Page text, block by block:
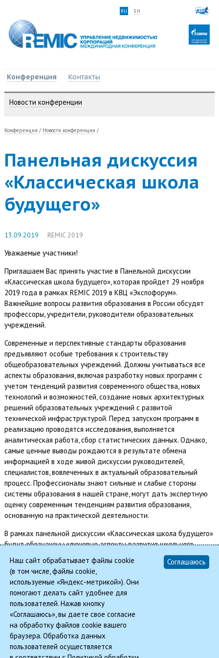
RU EN
Конференция Контакты
Новости конференции
Конференция / Новости конференции /
Панельная дискуссия
«Классическая школа
будущего»
13.09.2019 REMIC 2019
Уважаемые участники!
Приглашаем Вас принять участие в Панельной дискуссии
«Классическая школа будущего», которая пройдет 29 ноября
2019 года в рамках REMIC 2019 в КВЦ «Экспофорум».
Важнейшие вопросы развития образования в России обсудят
профессоры, учредители, руководители образовательных
учреждений.
Современные и перспективные стандарты образования
предъявляют особые требования к строительству
общеобразовательных учреждений. Должны учитываться все
аспекты образования, включая разработку новых программ с
учетом тенденций развития современного общества, новых
технологий и возможностей, создание новых архитектурных
решений образовательных учреждений с развитой
технической инфраструктурой. Перед запуском программ в
реализацию проводятся исследования, выполняется
аналитическая работа, сбор статистических данных. Однако,
самые ценные выводы рождаются в результате обмена
информацией в ходе живой дискуссии руководителей,
специалистов, вовлеченных в актуальный образовательный
процесс. Профессионалы знают сильные и слабые стороны
системы образования в нашей стране, могут дать экспертную
оценку современным тенденциям развития образования,
основанную на практической деятельности.
В рамках панельной дискуссии «Классическая школа будущего»
будут обозначены ключевые аспекты развития школьного
образования в России. Наряду с перспективами развития
образовательных программ будут поставлены вопросы
планирования архитектурных решений и применения новых
технологий в школьном образовании.
Назад
© 2026, REMIC | Real Estate Management In Corporations
Наш сайт обрабатывает файлы cookie
(в том числе, файлы cookie,
используемые «Яндекс-метрикой»). Они
помогают делать сайт удобнее для
пользователей. Нажав кнопку
«Соглашаюсь», вы даете свое согласие
на обработку файлов cookie вашего
браузера. Обработка данных
пользователей осуществляется
Соглашаюсь